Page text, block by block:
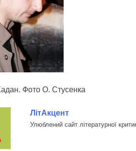
Фото О. Стусенка
ЛітАкцент
Улюблений сайт літературної